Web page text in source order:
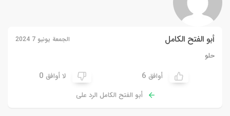
أبو الفتح الكامل الجمعة يونيو 7 2024
حلو
أوافق 6 لا أوافق 0
أبو الفتح الكامل الرد على